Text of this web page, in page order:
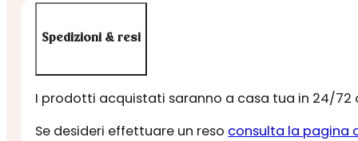
Spedizioni & resi
I prodotti acquistati saranno a casa tua in 24/72
Se desideri effettuare un reso consulta la pagina